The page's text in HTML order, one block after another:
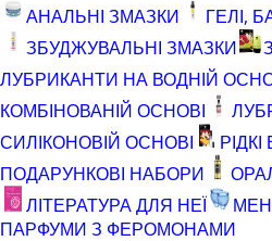
АНАЛЬНІ ЗМАЗКИ
ГЕЛІ,
ЗБУДЖУВАЛЬНІ ЗМАЗКИ
ЛУБРИКАНТИ НА ВОДНІЙ
КОМБІНОВАНІЙ ОСНОВІ
СИЛІКОНОВІЙ ОСНОВІ
ПОДАРУНКОВІ НАБОРИ
ЛІТЕРАТУРА ДЛЯ НЕЇ
ПАРФУМИ З ФЕРОМОНАМИ